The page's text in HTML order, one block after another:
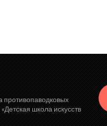
противопаводковых
школа искусств